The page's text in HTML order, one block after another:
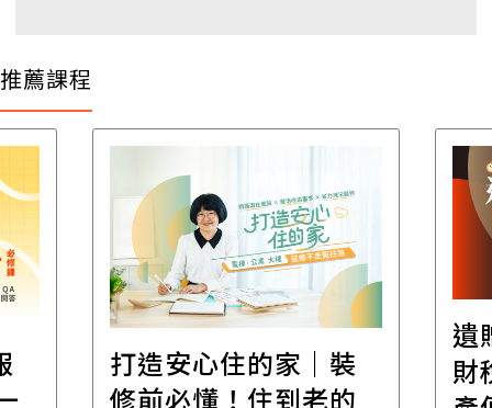
推薦課程
打造安心住的家｜裝
修前必懂！住到老的
遺
財